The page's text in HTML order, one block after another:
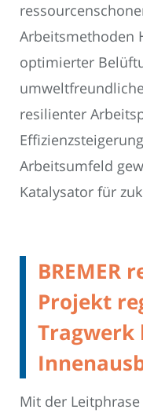
Arbeitsmethoden
optimierter
resilienter
Arbeitsumfeld
Katalysator für
BREMER
Projekt
Tragwerk
Mit der